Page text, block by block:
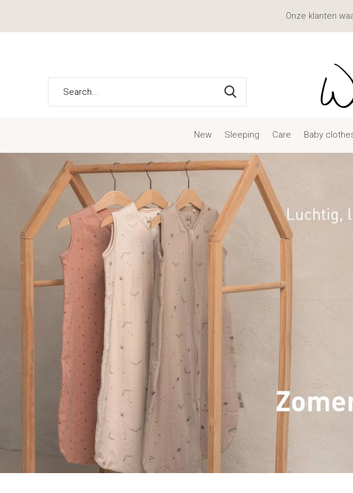
New Sleeping Care Baby
Onze klanten